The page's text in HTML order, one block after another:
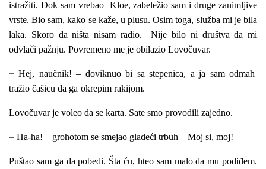
istražiti. Dok sam vrebao Kloe, zabeležio sam i druge zanimljive
vrste. Bio sam, kako se kaže, u plusu. Osim toga, služba mi je bila
laka. Skoro da ništa nisam radio. Nije bilo ni društva da mi
odvlači pažnju. Povremeno me je obilazio Lovočuvar.
–Hej, naučnik! – doviknuo bi sa stepenica, a ja sam odmah
tražio čašicu da ga okrepim rakijom.
Lovočuvar je voleo da se karta. Sate smo provodili zajedno.
– Ha-ha! – grohotom se smejao gladeći trbuh – Moj si, moj!
Puštao sam ga da pobedi. Šta ću, hteo sam malo da mu podiđem.